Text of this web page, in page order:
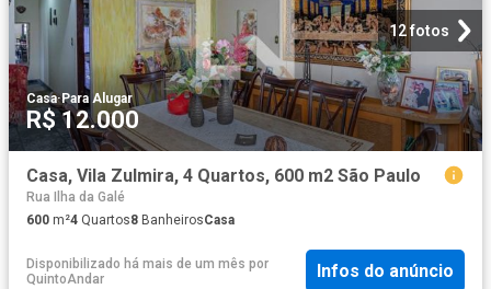
12 fotos
Casa·Para Alugar
R$ 12.000
Casa, Vila Zulmira, 4 Quartos, 600 m2 São Paulo
Rua Ilha da Galé
600 m²4 Quartos8 BanheirosCasa
Disponibilizado há mais de um mês por
QuintoAndar
Infos do anúncio